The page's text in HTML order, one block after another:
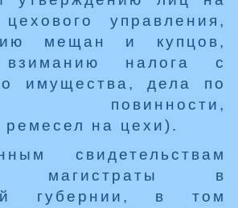
управления,
мещан и купцов,
налога с
имущества, дела по
повинности,
ремесел на цехи).
свидетельствам
магистраты в
губернии, в том